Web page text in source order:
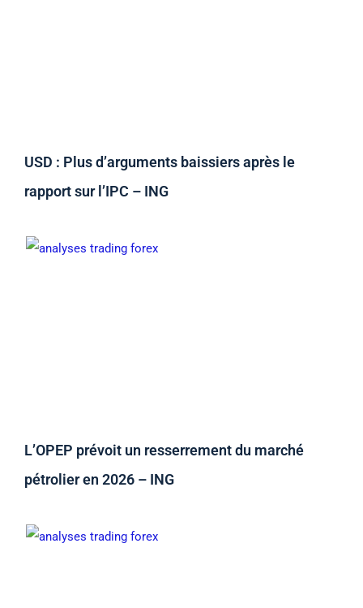
USD : Plus d’arguments baissiers après le
rapport sur l’IPC – ING
L’OPEP prévoit un resserrement du marché
pétrolier en 2026 – ING